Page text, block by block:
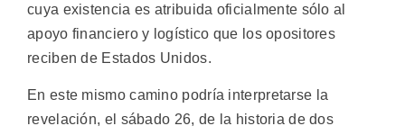
cuya existencia es atribuida oficialmente sólo al
apoyo financiero y logístico que los opositores
reciben de Estados Unidos.
En este mismo camino podría interpretarse la
revelación, el sábado 26, de la historia de dos